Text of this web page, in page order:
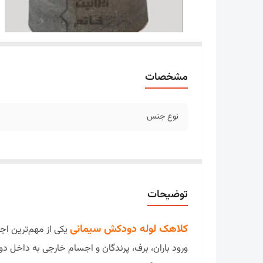
مشخصات
نوع جنس
توضیحات
کلاهک لوله دودکش سیمانییکی از مهم‌ترین
ورود باران، برف، پرندگان و اجسام خارجی به